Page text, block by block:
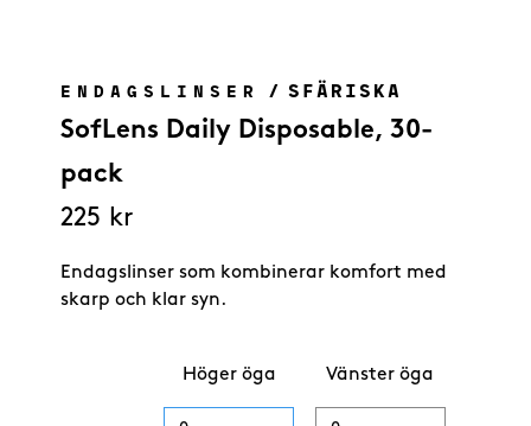
ENDAGSLINSER / SFÄRISKA
SofLens Daily Disposable, 30-
pack
225 kr
Endagslinser som kombinerar komfort med
skarp och klar syn.
Höger öga Vänster öga